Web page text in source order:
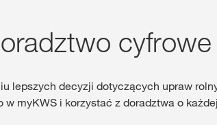
Sklep
myKWS
wsparcie dla
cyfrowe
lepszych decyzji dotyczących upraw
myKWS i korzystać z doradztwa o